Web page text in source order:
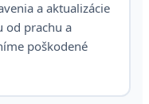
a aktualizácie
od prachu a
poškodené